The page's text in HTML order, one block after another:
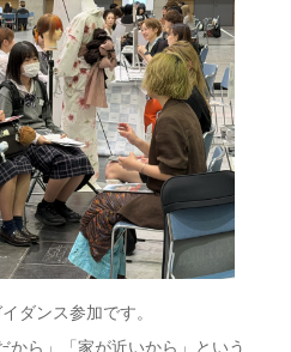
ダンス参加です。
から」「家が近いから」という